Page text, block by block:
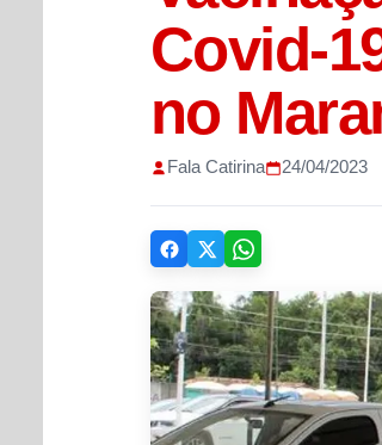
Covid-
no
Fala Catirina 24/04/2023